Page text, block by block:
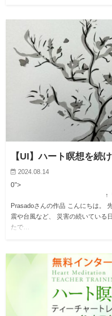
【UI】ハート瞑想を続
2024.08.14
0">
↑「ハートの庭に
Prasadoさんの作品 こんにちは。
震や台風など、 災害の続いている
たで…